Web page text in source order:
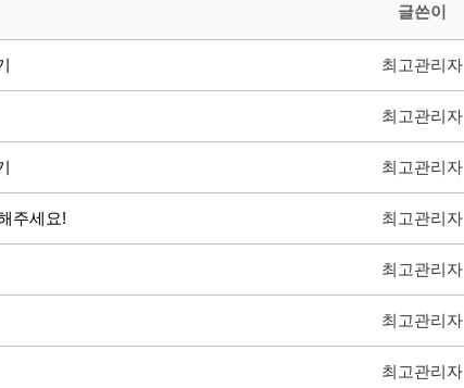
글쓴이
최고관리자
최고관리자
최고관리자
주세요! 최고관리자
최고관리자
최고관리자
최고관리자